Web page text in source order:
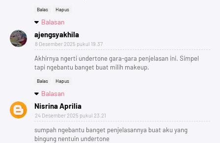
Balas Hapus
Balasan
ajengsyakhila
8 Desember 2025 pukul 19.37
Akhirnya ngerti undertone gara-gara penjelasan ini. Simpel
tapi ngebantu banget buat milih makeup.
Balas Hapus
Balasan
Nisrina Aprilia
24 Desember 2025 pukul 23.21
sumpah ngebantu banget penjelasannya buat aku yang
bingung nentuin undertone